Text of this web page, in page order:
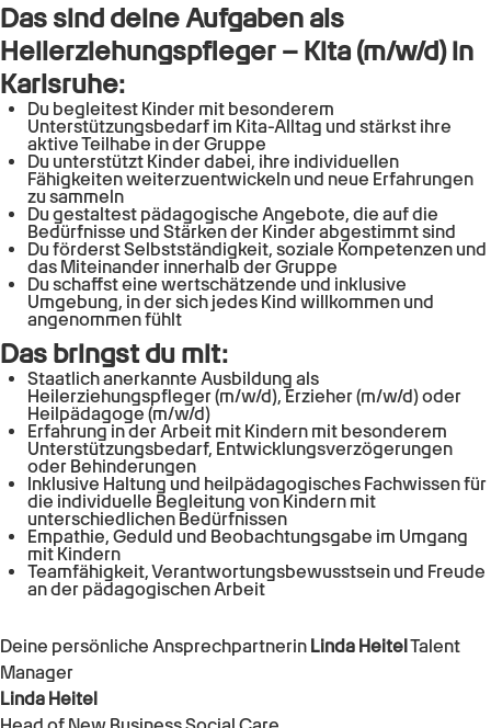
Das sind deine Aufgaben als
Heilerziehungspfleger – Kita (m/w/d)in
Karlsruhe:
Du begleitest Kinder mit besonderem
Unterstützungsbedarf im Kita-Alltag und stärkst ihre
aktive Teilhabe in der Gruppe
Du unterstützt Kinder dabei, ihre individuellen
Fähigkeiten weiterzuentwickeln und neue Erfahrungen
zu sammeln
Du gestaltest pädagogische Angebote, die auf die
Bedürfnisse und Stärken der Kinder abgestimmt sind
Du förderst Selbstständigkeit, soziale Kompetenzen und
das Miteinander innerhalb der Gruppe
Du schaffst eine wertschätzende und inklusive
Umgebung, in der sich jedes Kind willkommen und
angenommen fühlt
Das bringst du mit:
Staatlich anerkannte Ausbildung als
Heilerziehungspfleger (m/w/d), Erzieher (m/w/d) oder
Heilpädagoge (m/w/d)
Erfahrung in der Arbeit mit Kindern mit besonderem
Unterstützungsbedarf, Entwicklungsverzögerungen
oder Behinderungen
Inklusive Haltung und heilpädagogisches Fachwissen für
die individuelle Begleitung von Kindern mit
unterschiedlichen Bedürfnissen
Empathie, Geduld und Beobachtungsgabe im Umgang
mit Kindern
Teamfähigkeit, Verantwortungsbewusstsein und Freude
an der pädagogischen Arbeit
Deine persönliche Ansprechpartnerin Linda HeitelTalent
Manager
Linda Heitel